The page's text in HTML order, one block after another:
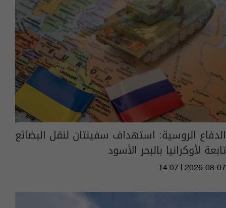
الدفاع الروسية: استهداف سفينتان لنقل البضائع
تابعة لأوكرانيا بالبحر الأسود
14:07 | 2026-08-07